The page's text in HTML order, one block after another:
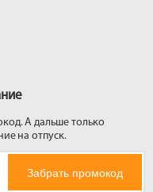
А дальше только
на отпуск.
Забрать промокод